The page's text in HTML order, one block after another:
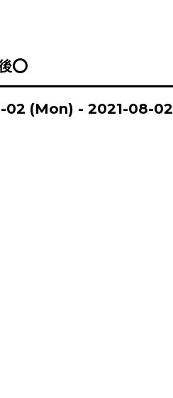
⭕
02 (Mon) - 2021-08-02